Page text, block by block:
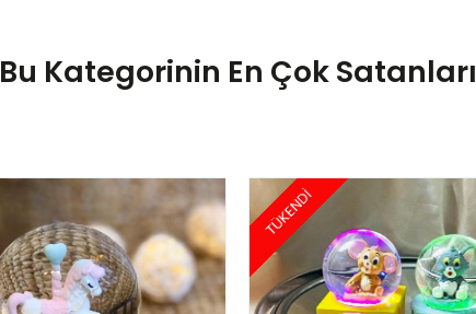
Bu Kategorinin En Çok Satanları
TÜKENDİ